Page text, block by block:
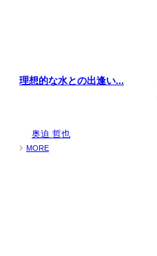
理想的な水との出逢い...
奥迫 哲也
MORE